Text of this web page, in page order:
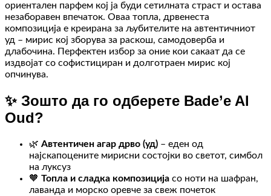
ориентален парфем кој ја буди сетилната страст и остава
незаборавен впечаток. Оваа топла, дрвенеста
композиција е креирана за љубителите на автентичниот
уд – мирис кој зборува за раскош, самодоверба и
длабочина. Перфектен избор за оние кои сакаат да се
издвојат со софистициран и долготраен мирис кој
опчинува.
✨ Зошто да го одберете Bade’e Al
Oud?
🌿 Автентичен агар дрво (уд) – еден од
најскапоцените мирисни состојки во светот, симбол
на луксуз
🧡 Топла и сладка композиција со ноти на шафран,
лаванда и морско оревче за свеж почеток